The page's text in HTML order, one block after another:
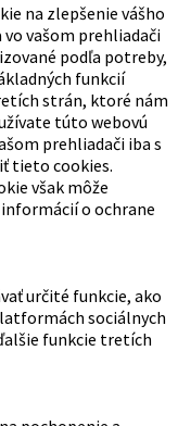
na zlepšenie vášho
vašom prehliadači
podľa potreby,
funkcií
strán, ktoré nám
túto webovú
prehliadači iba s
tieto cookies.
však môže
o ochrane
určité funkcie, ako
sociálnych
funkcie tretích